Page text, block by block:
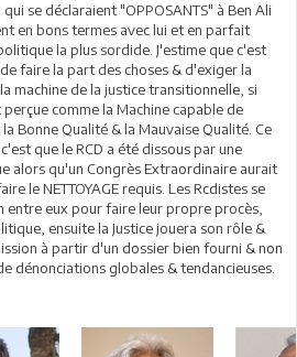
se déclaraient "OPPOSANTS" à Ben Ali
en bons termes avec lui et en parfait
la plus sordide. J'estime que c'est
faire la part des choses & d'exiger la
machine de la justice transitionnelle, si
comme la Machine capable de
Bonne Qualité & la Mauvaise Qualité. Ce
que le RCD a été dissous par une
alors qu'un Congrès Extraordinaire aurait
le NETTOYAGE requis. Les Rcdistes se
entre eux pour faire leur propre procès,
ensuite la Justice jouera son rôle &
à partir d'un dossier bien fourni & non
dénonciations globales & tendancieuses.